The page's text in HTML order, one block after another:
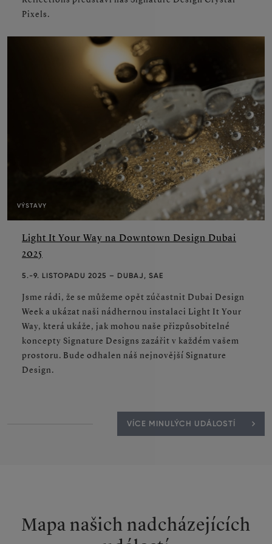
Pixels.
VÝSTAVY
Light It Your Way na Downtown Design Dubai
2025
5.-9. LISTOPADU 2025 – DUBAJ, SAE
Jsme rádi, že se můžeme opět zúčastnit Dubai Design
Week a ukázat naši nádhernou instalaci Light It Your
Way, která ukáže, jak mohou naše přizpůsobitelné
koncepty Signature Designs zazářit v každém vašem
prostoru. Bude odhalen náš nejnovější Signature
Design.
VÍCE MINULÝCH UDÁLOSTÍ
Mapa našich nadcházejících